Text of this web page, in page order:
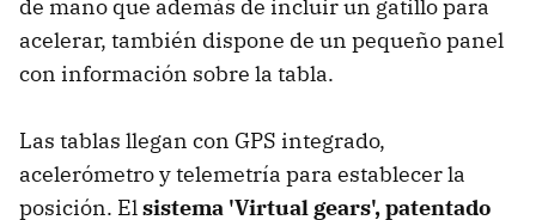
de mano que además de incluir un gatillo para
acelerar, también dispone de un pequeño panel
con información sobre la tabla.
Las tablas llegan con GPS integrado,
acelerómetro y telemetría para establecer la
posición. Elsistema 'Virtual gears', patentado